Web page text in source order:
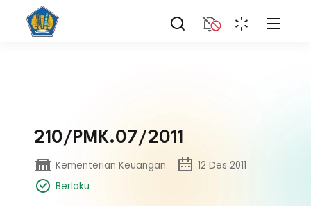
210/PMK.07/2011
Kementerian Keuangan
12 Des 2011
Berlaku